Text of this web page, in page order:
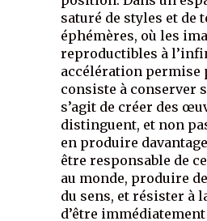
saturé de styles et de
éphémères, où les
reproductibles à
accélération permise
consiste à conserver
s’agit de créer des
distinguent, et non
en produire
être responsable de
au monde, produire
du sens, et résister à
d’être